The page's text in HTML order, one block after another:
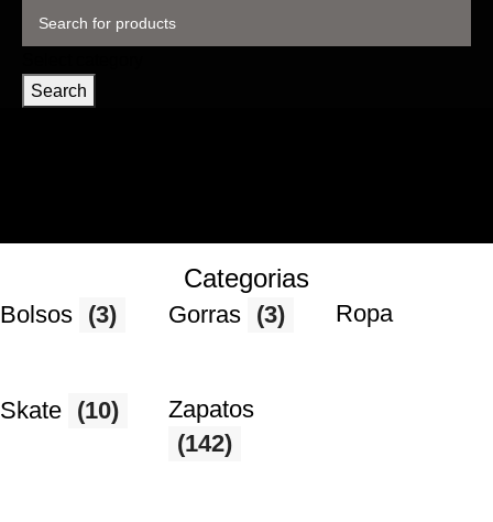
Search
Categorias
Bolsos (3) Gorras (3) Ropa
Skate (10)
Zapatos
(142)